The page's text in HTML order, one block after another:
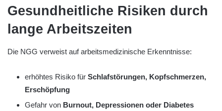
Gesundheitliche Risiken durch
lange Arbeitszeiten
Die NGG verweist auf arbeitsmedizinische Erkenntnisse:
erhöhtes Risiko für Schlafstörungen, Kopfschmerzen,
Erschöpfung
Gefahr von Burnout, Depressionen oder Diabetes